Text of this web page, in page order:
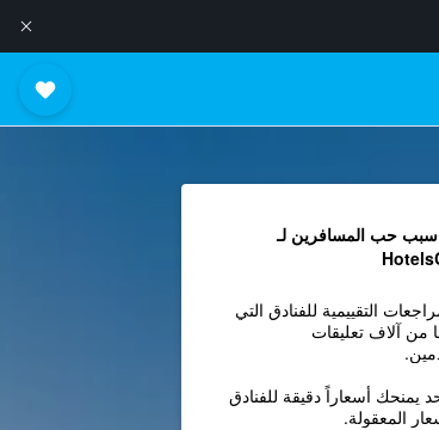
حب المسافرين لـ
التقييمية للفنادق التي
من آلاف تعليقات
يمنحك أسعاراً دقيقة للفنادق
المعقولة.